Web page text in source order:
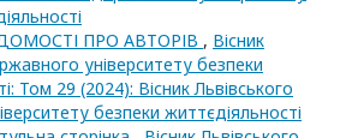
ПРО АВТОРІВ , Вісник
університету безпеки
Том 29 (2024): Вісник Львівського
безпеки життєдіяльності